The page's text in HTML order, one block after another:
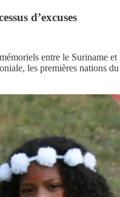
d’excuses
entre le Suriname
les premières nations